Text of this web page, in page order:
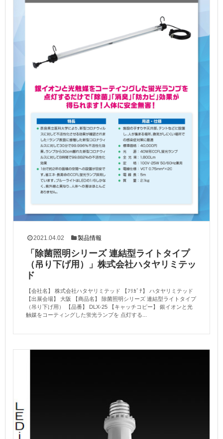
2021.04.02 製品情報
「除菌照明シリーズ 連結型ライトタイプ
（吊り下げ用）」株式会社ハタヤリミテッ
ド
【会社名】 株式会社ハタヤリミテッド 【ﾌﾘｶﾞﾅ】 ハタヤリミテッド
【出展会場】 大阪 【商品名】 除菌照明シリーズ 連結型ライトタイプ
（吊り下げ用） 【品番】 DLX-25 【キャッチコピー】 銀イオンと光
触媒をコーティングした蛍光ランプを 点灯する...